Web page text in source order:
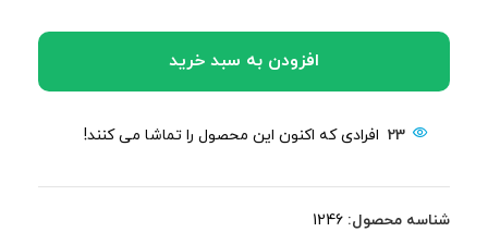
افزودن به سبد خرید
23 افرادی که اکنون این محصول را تماشا می کنند!
شناسه محصول: 1246